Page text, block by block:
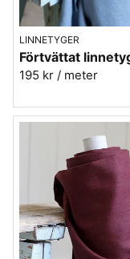
LINNETYGER
195 kr / meter